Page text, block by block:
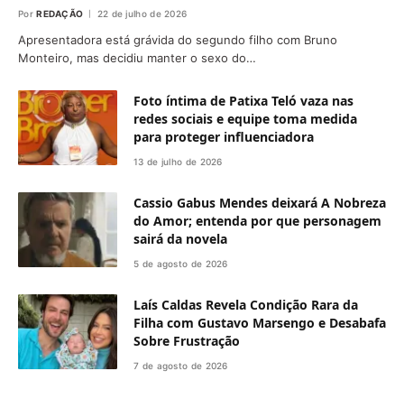
Por REDAÇÃO 22 de julho de 2026
Apresentadora está grávida do segundo filho com Bruno
Monteiro, mas decidiu manter o sexo do…
Foto íntima de Patixa Teló vaza nas
redes sociais e equipe toma medida
para proteger influenciadora
13 de julho de 2026
Cassio Gabus Mendes deixará A Nobreza
do Amor; entenda por que personagem
sairá da novela
5 de agosto de 2026
Laís Caldas Revela Condição Rara da
Filha com Gustavo Marsengo e Desabafa
Sobre Frustração
7 de agosto de 2026